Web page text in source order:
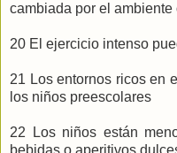
cambiada por el
20 El ejercicio intenso
21 Los entornos ricos en
los niños preescolares
22 Los niños están